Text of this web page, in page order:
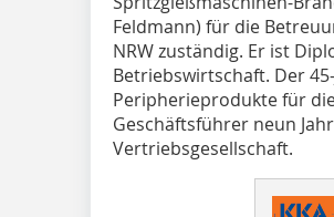
Feldmann) für die
NRW zuständig. Er ist
Betriebswirtschaft. Der
Peripherieprodukte für
Geschäftsführer neun
Vertriebsgesellschaft.